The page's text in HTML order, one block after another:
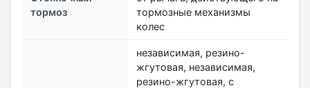
тормоз
тормозные механизмы
колес
независимая, резино-
жгутовая, независимая,
резино-жгутовая, с